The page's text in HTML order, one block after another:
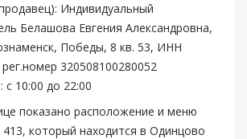
Индивидуальный
Белашова Евгения Александровна,
Победы, 8 кв. 53, ИНН
320508100280052
10:00 до 22:00
показано расположение и меню
который находится в Одинцово